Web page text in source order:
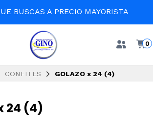
BUSCAS A PRECIO MAYORISTA
0
CONFITES GOLAZO x 24 (4)
24 (4)